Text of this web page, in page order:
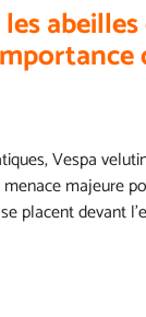
Vespa
majeure
placent devant